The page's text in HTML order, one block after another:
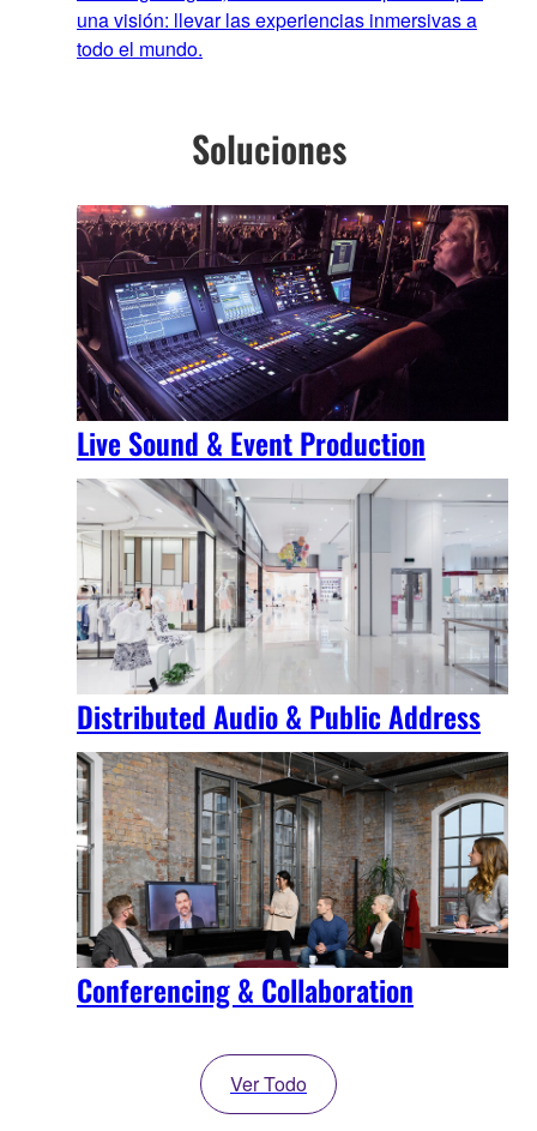
una visión: llevar las experiencias inmersivas a
todo el mundo.
Soluciones
Live Sound & Event Production
Distributed Audio & Public Address
Conferencing & Collaboration
Ver Todo